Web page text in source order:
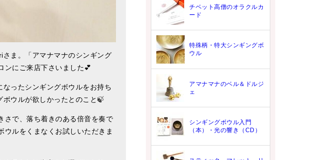
ま。「アマナマナのシンギング
ンにご来店下さいました💕
ったシンギングボウルをお持ち
ウルが欲しかったとのこと🍃
さで、落ち着きのある倍音を奏で
ウルをくまなくお試しいただきま
チベット高僧のオラクルカ
ード
特殊柄・特大シンギングボ
ウル
アマナマナのベル＆ドルジ
ェ
シンギングボウル入門
（本）・光の響き（CD）